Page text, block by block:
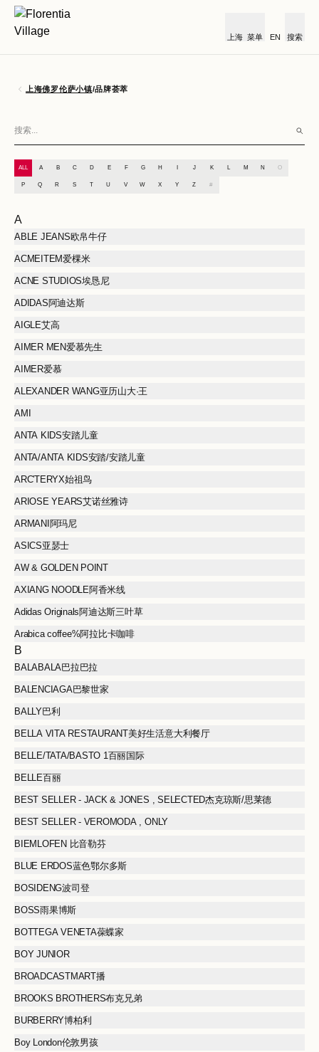
上海 菜单 EN 搜索
上海佛罗伦萨小镇/品牌荟萃
ALL A B C D E F G H J K L M N O
P Q R S T U V W X Y Z #
A
ABLE JEANS欧帛牛仔
ACMEITEM爱棵米
ACNE STUDIOS埃恳尼
ADIDAS阿迪达斯
AIGLE艾高
AIMER MEN爱慕先生
AIMER爱慕
ALEXANDER WANG亚历山大·王
AMI
ANTA KIDS安踏儿童
ANTA/ANTA KIDS安踏/安踏儿童
ARC'TERYX始祖鸟
ARIOSE YEARS艾诺丝雅诗
ARMANI阿玛尼
ASICS亚瑟士
AW & GOLDEN POINT
AXIANG NOODLE阿香米线
Adidas Originals阿迪达斯三叶草
Arabica coffee%阿拉比卡咖啡
B
BALABALA巴拉巴拉
BALENCIAGA巴黎世家
BALLY巴利
BELLA VITA RESTAURANT美好生活意大利餐厅
BELLE/TATA/BASTO 1百丽国际
BELLE百丽
BEST SELLER - JACK & JONES , SELECTED杰克琼斯/思莱德
BEST SELLER - VEROMODA , ONLY
BIEMLOFEN 比音勒芬
BLUE ERDOS蓝色鄂尔多斯
BOSIDENG波司登
BOSS雨果博斯
BOTTEGA VENETA葆蝶家
BOY JUNIOR
BROADCASTMART播
BROOKS BROTHERS布克兄弟
BURBERRY博柏利
Boy London伦敦男孩